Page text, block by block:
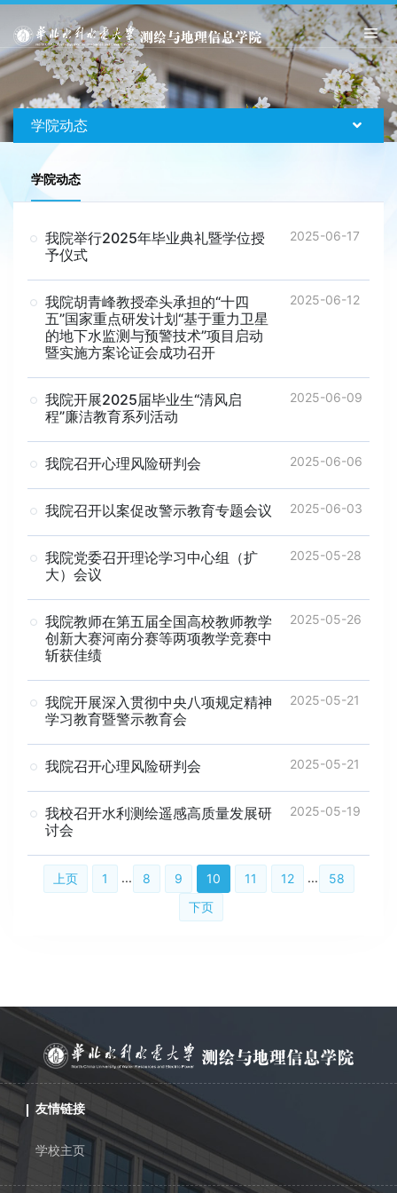
学院动态
学院动态
2025-06-17
我院举行2025年毕业典礼暨学位授
予仪式
2025-06-12
我院胡青峰教授牵头承担的“十四
五”国家重点研发计划“基于重力卫星
的地下水监测与预警技术”项目启动
暨实施方案论证会成功召开
2025-06-09
我院开展2025届毕业生“清风启
程”廉洁教育系列活动
2025-06-06
我院召开心理风险研判会
2025-06-03
我院召开以案促改警示教育专题会议
2025-05-28
我院党委召开理论学习中心组（扩
大）会议
2025-05-26
我院教师在第五届全国高校教师教学
创新大赛河南分赛等两项教学竞赛中
斩获佳绩
2025-05-21
我院开展深入贯彻中央八项规定精神
学习教育暨警示教育会
2025-05-21
我院召开心理风险研判会
2025-05-19
我校召开水利测绘遥感高质量发展研
讨会
上页 1 ... 8 9 10 11 12 ...
58
下页
友情链接
学校主页